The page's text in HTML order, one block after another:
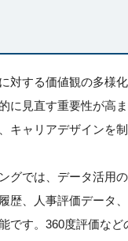
対する価値観の多様
に見直す重要性が高
キャリアデザインを
グでは、データ活用
歴、人事評価データ
です。360度評価な